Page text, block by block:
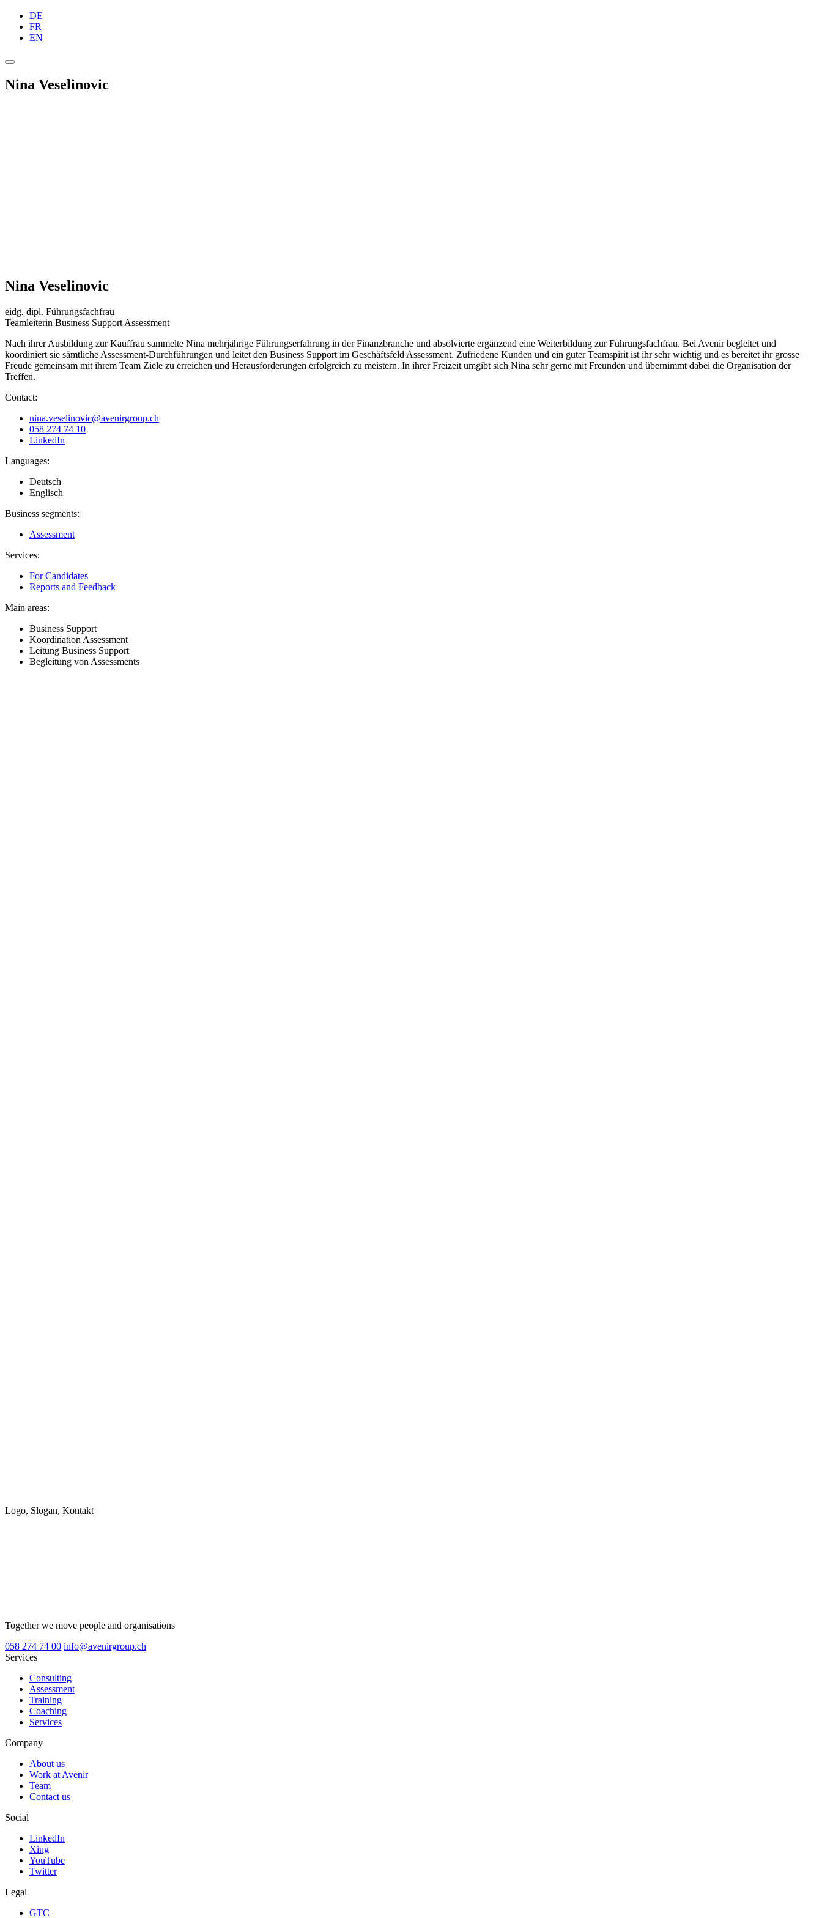
DE
FR
EN
Nina Veselinovic
Nina Veselinovic
eidg. dipl. Führungsfachfrau
Teamleiterin Business Support Assessment
Nach ihrer Ausbildung zur Kauffrau sammelte Nina mehrjährige Führungserfahrung in der Finanzbranche und absolvierte ergänzend eine Weiterbildung zur Führungsfachfrau. Bei Avenir begleitet und
koordiniert sie sämtliche Assessment-Durchführungen und leitet den Business Support im Geschäftsfeld Assessment. Zufriedene Kunden und ein guter Teamspirit ist ihr sehr wichtig und es bereitet ihr grosse
Freude gemeinsam mit ihrem Team Ziele zu erreichen und Herausforderungen erfolgreich zu meistern. In ihrer Freizeit umgibt sich Nina sehr gerne mit Freunden und übernimmt dabei die Organisation der
Treffen.
Contact:
nina.veselinovic@avenirgroup.ch
058 274 74 10
LinkedIn
Languages:
Deutsch
Englisch
Business segments:
Assessment
Services:
For Candidates
Reports and Feedback
Main areas:
Business Support
Koordination Assessment
Leitung Business Support
Begleitung von Assessments
Logo, Slogan, Kontakt
Together we move people and organisations
058 274 74 00 info@avenirgroup.ch
Services
Consulting
Assessment
Training
Coaching
Services
Company
About us
Work at Avenir
Team
Contact us
Social
LinkedIn
Xing
YouTube
Twitter
Legal
GTC